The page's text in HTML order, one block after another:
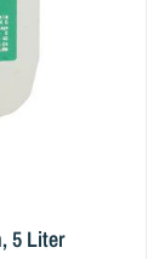
5 Liter